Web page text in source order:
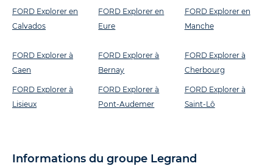
FORD Explorer en
Calvados
FORD Explorer en
Eure
FORD Explorer en
Manche
FORD Explorer à
Caen
FORD Explorer à
Lisieux
FORD Explorer à
Bernay
FORD Explorer à
Pont-Audemer
FORD Explorer à
Cherbourg
FORD Explorer à
Saint-Lô
Informations du groupe Legrand